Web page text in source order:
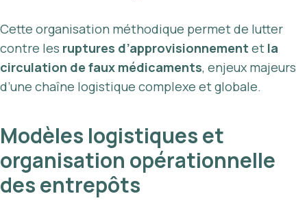
Cette organisation méthodique permet de lutter
contre les ruptures d’approvisionnement et la
circulation de faux médicaments, enjeux majeurs
d’une chaîne logistique complexe et globale.
Modèles logistiques et
organisation opérationnelle
des entrepôts